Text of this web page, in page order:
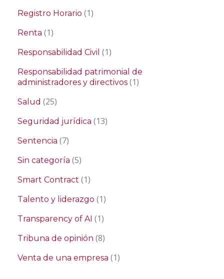
Registro Horario (1)
Renta (1)
Responsabilidad Civil (1)
Responsabilidad patrimonial de
administradores y directivos (1)
Salud (25)
Seguridad jurídica (13)
Sentencia (7)
Sin categoría (5)
Smart Contract (1)
Talento y liderazgo (1)
Transparency of AI (1)
Tribuna de opinión (8)
Venta de una empresa (1)